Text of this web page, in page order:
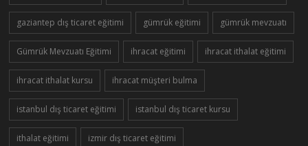
gaziantep dış ticaret eğitimi gümrük eğitimi gümrük mevzuatı
Gümrük Mevzuatı Eğitimi ihracat eğitimi ihracat ithalat eğitimi
ihracat ithalat kursu ihracat müşteri bulma
istanbul dış ticaret eğitimi istanbul dış ticaret kursu
ithalat eğitimi izmir dış ticaret eğitimi